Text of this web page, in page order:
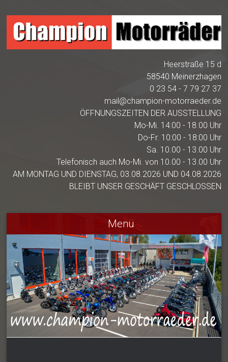
Heerstraße 15 d
58540 Meinerzhagen
0 23 54 - 7 79 27 37
mail@champion-motorraeder.de
ÖFFNUNGSZEITEN DER AUSSTELLUNG
Mo-Mi. 14:00 - 18.00 Uhr
Do-Fr. 10:00 - 18:00 Uhr
Sa. 10.00 - 13.00 Uhr
Telefonisch auch Mo-Mi. von 10.00 - 13.00 Uhr
AM MONTAG UND DIENSTAG, 03.08.2026 UND 04.08.2026
BLEIBT UNSER GESCHÄFT GESCHLOSSEN
Menü